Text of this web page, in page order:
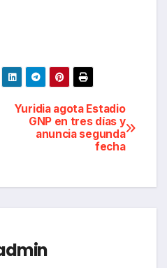
Yuridia agota Estadio
GNP en tres días y
anuncia segunda
fecha